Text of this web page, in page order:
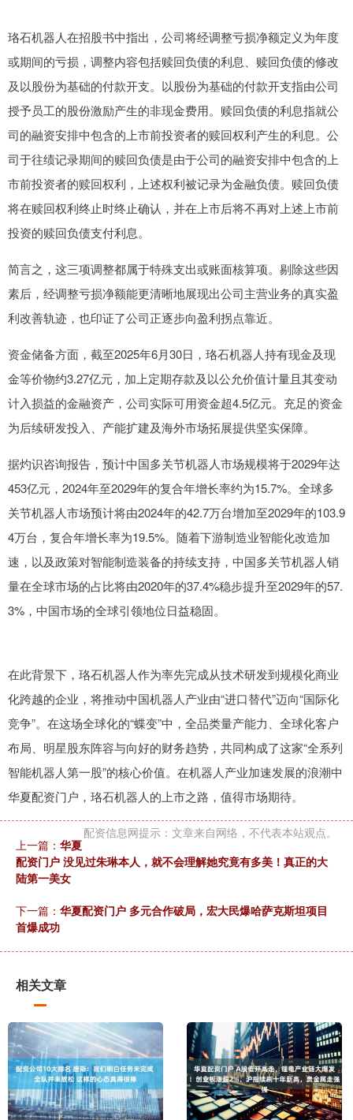
珞石机器人在招股书中指出，公司将经调整亏损净额定义为年度
或期间的亏损，调整内容包括赎回负债的利息、赎回负债的修改
及以股份为基础的付款开支。以股份为基础的付款开支指由公司
授予员工的股份激励产生的非现金费用。赎回负债的利息指就公
司的融资安排中包含的上市前投资者的赎回权利产生的利息。公
司于往绩记录期间的赎回负债是由于公司的融资安排中包含的上
市前投资者的赎回权利，上述权利被记录为金融负债。赎回负债
将在赎回权利终止时终止确认，并在上市后将不再对上述上市前
投资的赎回负债支付利息。
简言之，这三项调整都属于特殊支出或账面核算项。剔除这些因
素后，经调整亏损净额能更清晰地展现出公司主营业务的真实盈
利改善轨迹，也印证了公司正逐步向盈利拐点靠近。
资金储备方面，截至2025年6月30日，珞石机器人持有现金及现
金等价物约3.27亿元，加上定期存款及以公允价值计量且其变动
计入损益的金融资产，公司实际可用资金超4.5亿元。充足的资金
为后续研发投入、产能扩建及海外市场拓展提供坚实保障。
据灼识咨询报告，预计中国多关节机器人市场规模将于2029年达
453亿元，2024年至2029年的复合年增长率约为15.7%。全球多
关节机器人市场预计将由2024年的42.7万台增加至2029年的103.9
4万台，复合年增长率为19.5%。随着下游制造业智能化改造加
速，以及政策对智能制造装备的持续支持，中国多关节机器人销
量在全球市场的占比将由2020年的37.4%稳步提升至2029年的57.
3%，中国市场的全球引领地位日益稳固。
在此背景下，珞石机器人作为率先完成从技术研发到规模化商业
化跨越的企业，将推动中国机器人产业由“进口替代”迈向“国际化
竞争”。在这场全球化的“蝶变”中，全品类量产能力、全球化客户
布局、明星股东阵容与向好的财务趋势，共同构成了这家“全系列
智能机器人第一股”的核心价值。在机器人产业加速发展的浪潮中
华夏配资门户，珞石机器人的上市之路，值得市场期待。
配资信息网提示：文章来自网络，不代表本站观点。
上一篇： 华夏
配资门户 没见过朱琳本人，就不会理解她究竟有多美！真正的大
陆第一美女
下一篇： 华夏配资门户 多元合作破局，宏大民爆哈萨克斯坦项目
首爆成功
相关文章